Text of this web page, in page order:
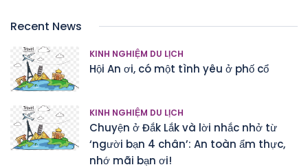
Recent News
KINH NGHIỆM DU LỊCH
Hội An ơi, có một tình yêu ở phố cổ
KINH NGHIỆM DU LỊCH
Chuyện ở Đắk Lắk và lời nhắc nhở từ
‘người bạn 4 chân’: An toàn ẩm thực,
nhớ mãi bạn ơi!